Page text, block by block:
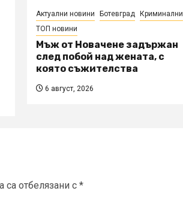
Актуални новини Ботевград
Криминални
ТОП новини
Мъж от Новачене задържан
след побой над жената, с
която съжителства
6 август, 2026
са отбелязани с *